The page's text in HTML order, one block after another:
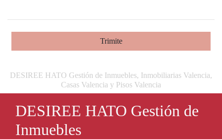
Trimite
DESIREE HATO Gestión de Inmuebles, Inmobiliarias Valencia,
Casas Valencia y Pisos Valencia
DESIREE HATO Gestión de
Inmuebles